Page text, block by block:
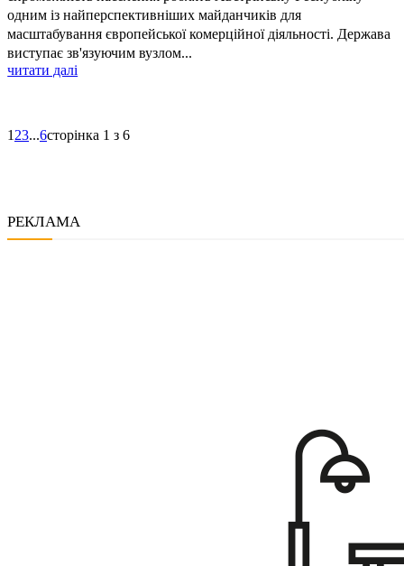
одним із найперспективніших майданчиків для
масштабування європейської комерційної діяльності. Держава
виступає зв'язуючим вузлом...
читати далі
1 23...6сторінка 1 з 6
РЕКЛАМА